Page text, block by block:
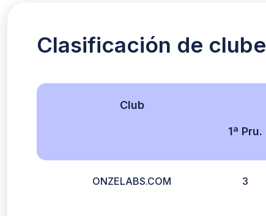
Clasificación de
Club
1ª Pru.
ONZELABS.COM 3